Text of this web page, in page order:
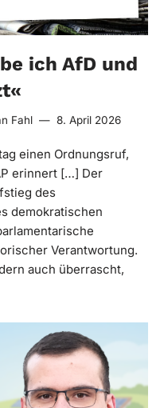
ich AfD und
Fahl 8. April 2026
einen Ordnungsruf,
erinnert […] Der
des
demokratischen
Verantwortung.
auch überrascht,